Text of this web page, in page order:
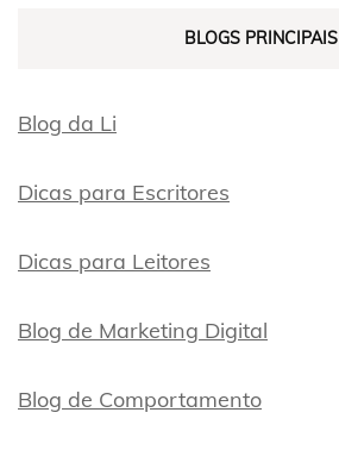
BLOGS PRINCIPAIS
Blog da Li
Dicas para Escritores
Dicas para Leitores
Blog de Marketing Digital
Blog de Comportamento